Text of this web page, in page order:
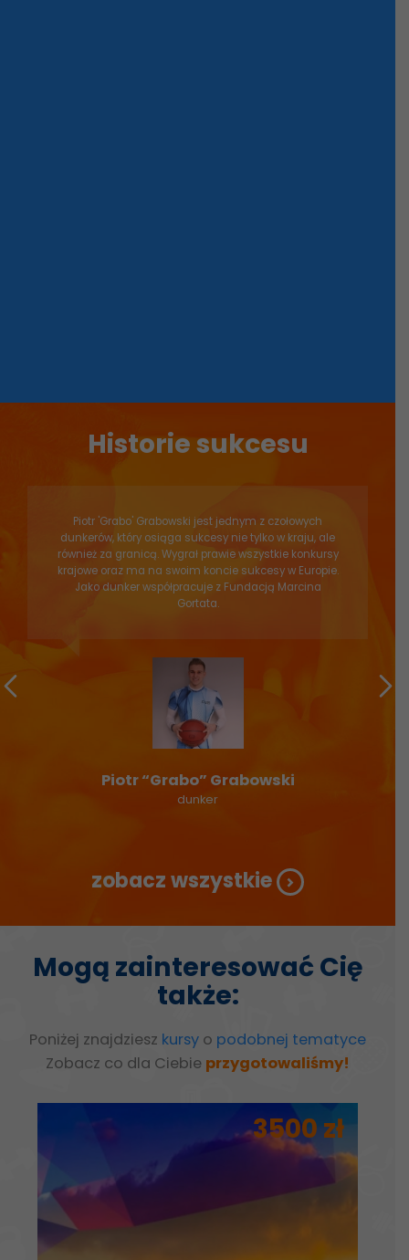
Historie sukcesu
Piotr 'Grabo' Grabowski jest jednym z czołowych
dunkerów, który osiąga sukcesy nie tylko w kraju, ale
również za granicą. Wygrał prawie wszystkie konkursy
krajowe oraz ma na swoim koncie sukcesy w Europie.
Jako dunker współpracuje z Fundacją Marcina
Gortata.
Piotr “Grabo” Grabowski
dunker
zobacz wszystkie
Mogą zainteresować Cię
także:
Poniżej znajdziesz kursy o podobnej tematyce
Zobacz co dla Ciebie przygotowaliśmy!
3500 zł